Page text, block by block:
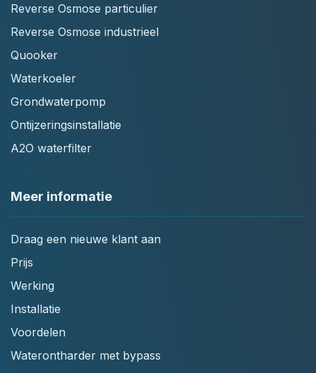
Reverse Osmose particulier
Reverse Osmose industrieel
Quooker
Waterkoeler
Grondwaterpomp
Ontijzeringsinstallatie
A2O waterfilter
Meer informatie
Draag een nieuwe klant aan
Prijs
Werking
Installatie
Voordelen
Waterontharder met bypass